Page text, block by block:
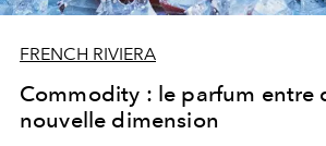
FRENCH RIVIERA
Commodity : le parfum entre
nouvelle dimension